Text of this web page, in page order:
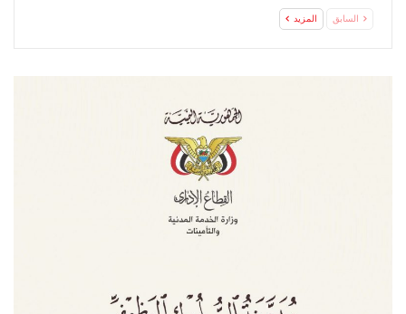
السابق المزيد